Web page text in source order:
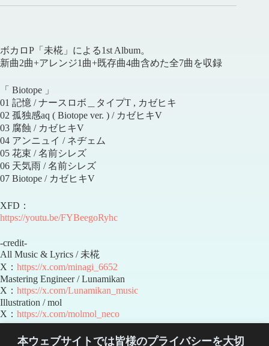
本ウェブサイトでは皆様のプライバシーを大切
ボカロP「未椛」による1st Album。
新曲2曲+アレンジ1曲+既存曲4曲含めた全7曲を収録
「 Biotope 」
01 記憶 / ナースロボ＿タイプT , カゼヒキ
02 孤独感aq ( Biotope ver. ) / カゼヒキV
03 腐蝕 / カゼヒキV
04 アンニュイ / ネヂェム
05 花束 / 名前シレズ
06 天気雨 / 名前シレズ
07 Biotope / カゼヒキV
XFD：
https://youtu.be/FYBeegoRyhc
-credit-
All Music & Lyrics / 未椛
X： https://x.com/minagi_6652
Mastering Engineer / Lunamikan
X： https://x.com/Lunamikan_music
Illustration / mol
X： https://x.com/molmol_neco